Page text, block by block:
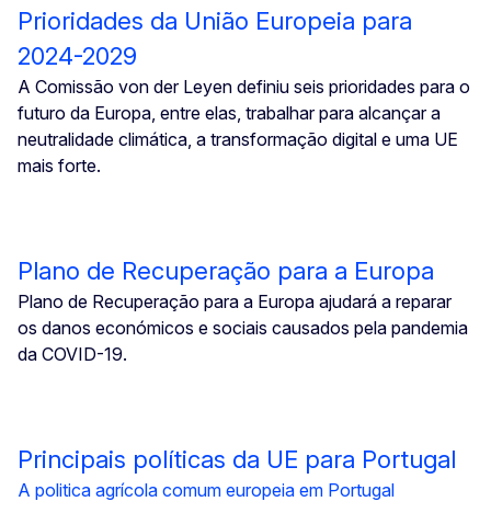
Prioridades da União Europeia para
2024-2029
A Comissão von der Leyen definiu seis prioridades para o
futuro da Europa, entre elas, trabalhar para alcançar a
neutralidade climática, a transformação digital e uma UE
mais forte.
Plano de Recuperação para a Europa
Plano de Recuperação para a Europa ajudará a reparar
os danos económicos e sociais causados pela pandemia
da COVID-19.
Principais políticas da UE para Portugal
A politica agrícola comum europeia em Portugal